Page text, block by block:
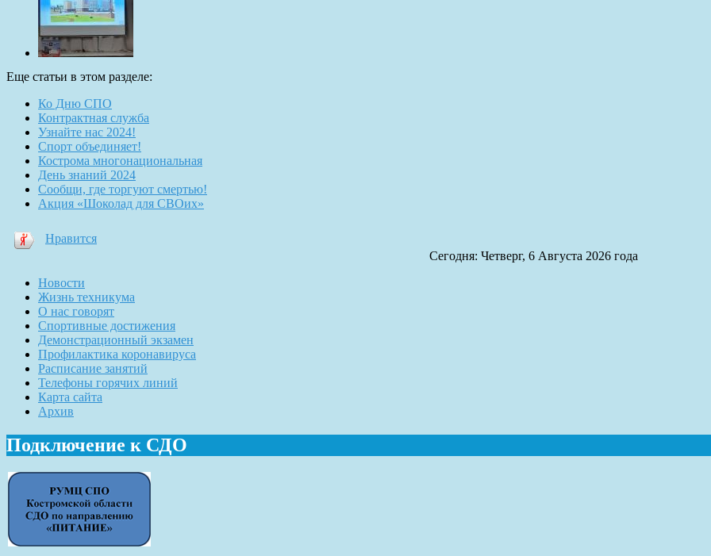
Еще статьи в этом разделе:
Ко Дню СПО
Контрактная служба
Узнайте нас 2024!
Спорт объединяет!
Кострома многонациональная
День знаний 2024
Сообщи, где торгуют смертью!
Акция «Шоколад для СВОих»
Нравится
Сегодня: Четверг, 6 Августа 2026 года
Новости
Жизнь техникума
О нас говорят
Спортивные достижения
Демонстрационный экзамен
Профилактика коронавируса
Расписание занятий
Телефоны горячих линий
Карта сайта
Архив
Подключение к СДО